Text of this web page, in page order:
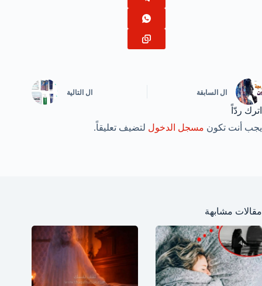
ال السابقة ال التالية
اترك ردّاً
يجب أنت تكون مسجل الدخول لتضيف تعليقاً.
مقالات مشابهة